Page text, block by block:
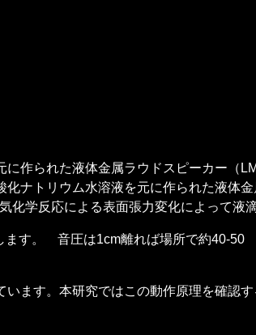
作られた液体金属ラウドスピーカー（
ナトリウム水溶液を元に作られた液体
学反応による表面張力変化によって液
ます。 音圧は1cm離れば場所で約40-
ます。本研究ではこの動作原理を確認